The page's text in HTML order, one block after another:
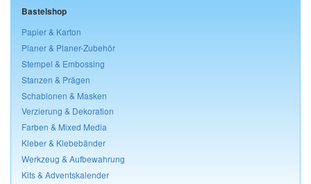
Bastelshop
Papier & Karton
Planer & Planer-Zubehör
Stempel & Embossing
Stanzen & Prägen
Schablonen & Masken
Verzierung & Dekoration
Farben & Mixed Media
Kleber & Klebebänder
Werkzeug & Aufbewahrung
Kits & Adventskalender